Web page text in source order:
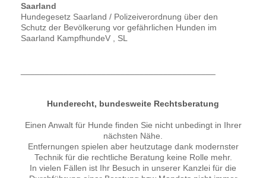
Saarland
Hundegesetz Saarland / Polizeiverordnung über den
Schutz der Bevölkerung vor gefährlichen Hunden im
Saarland KampfhundeV , SL
Hunderecht, bundesweite Rechtsberatung
Einen Anwalt für Hunde finden Sie nicht unbedingt in Ihrer
nächsten Nähe.
Entfernungen spielen aber heutzutage dank modernster
Technik für die rechtliche Beratung keine Rolle mehr.
In vielen Fällen ist Ihr Besuch in unserer Kanzlei für die